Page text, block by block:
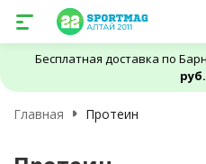
Бесплатная доставка по
руб.
Главная Протеин